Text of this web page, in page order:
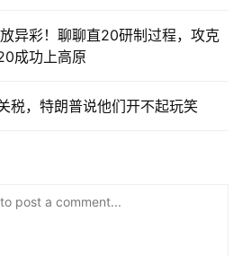
异彩！聊聊直20研制过程，攻克
成功上高原
税，特朗普说他们开不起玩笑
post a comment...